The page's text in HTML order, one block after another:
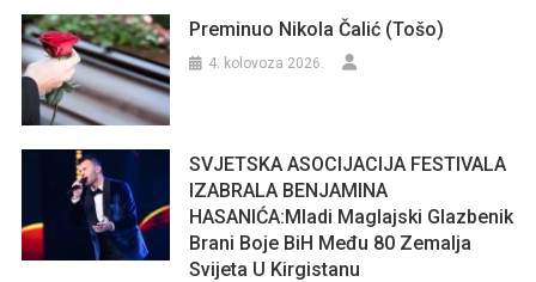
Preminuo Nikola Čalić (Tošo)
4. kolovoza 2026.
SVJETSKA ASOCIJACIJA FESTIVALA
IZABRALA BENJAMINA
HASANIĆA:Mladi Maglajski Glazbenik
Brani Boje BiH Među 80 Zemalja
Svijeta U Kirgistanu